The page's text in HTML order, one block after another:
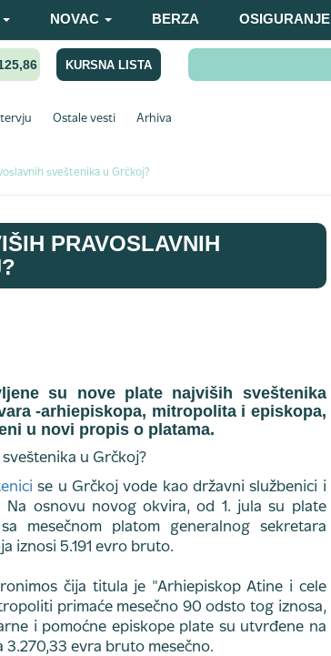
NOVAC BERZA OSIGURANJE
KURSNA LISTA
Ostale vesti Arhiva
sveštenika u Grčkoj?
PRAVOSLAVNIH
su nove plate najviših sveštenika
-arhiepiskopa, mitropolita i episkopa,
u novi propis o platama.
se u Grčkoj vode kao državni službenici i
osnovu novog okvira, od 1. jula su plate
mesečnom platom generalnog sekretara
iznosi 5.191 evro bruto.
čija titula je "Arhiepiskop Atine i cele
primaće mesečno 90 odsto tog iznosa,
i pomoćne episkope plate su utvrđene na
evra bruto mesečno.